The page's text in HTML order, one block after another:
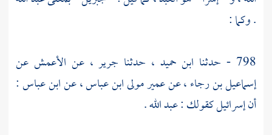
. وكما :
798 - حدثنا
ابن حميد ، حدثنا جرير ،عن الأعمش عن
إسماعيل بن رجاء ،عنعمير مولى ابن عباس ،عنابن عباس:
أن إسرائيل كقولك : عبد الله .